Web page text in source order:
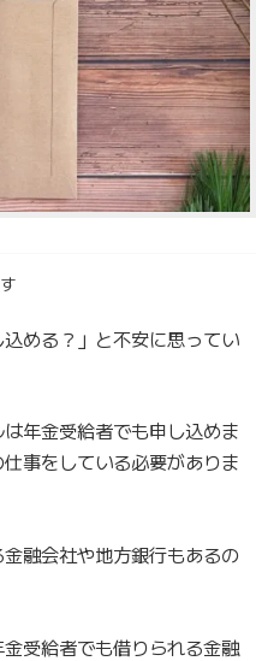
める？」と不安に思ってい
年金受給者でも申し込めま
事をしている必要がありま
融会社や地方銀行もあるの
受給者でも借りられる金融